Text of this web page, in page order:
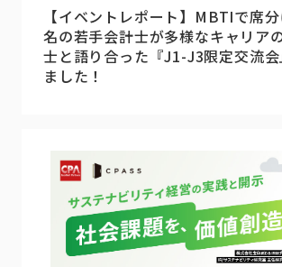
【イベントレポート】MBTIで席
名の若手会計士が多様なキャリア
士と語り合った『J1-J3限定交流
ました！